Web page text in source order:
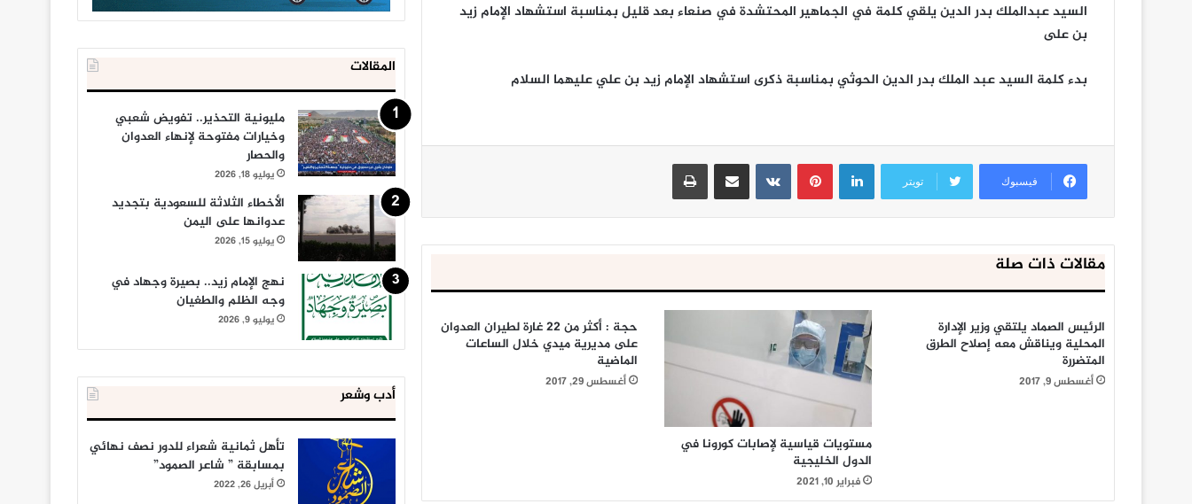
السيد عبدالملك بدر الدين يلقي كلمة في الجماهير المحتشدة في صنعاء بعد قليل بمناسبة استشهاد الإمام زيد
بن على
بدء كلمة السيد عبد الملك بدر الدين الحوثي بمناسبة ذكرى استشهاد الإمام زيد بن علي عليهما السلام
فيسبوك تويتر
لينكدإنبينتيريست مشاركة عبر البريد طباعة
مقالات ذات صلة
الرئيس الصماد يلتقي وزير الإدارة
المحلية ويناقش معه إصلاح الطرق
المتضررة
أغسطس 9, 2017
مستويات قياسية لإصابات كورونا في
الدول الخليجية
فبراير 10, 2021
حجة : أكثر من 22 غارة لطيران العدوان
على مديرية ميدي خلال الساعات
الماضية
أغسطس 29, 2017
المقالات
مليونية التحذير.. تفويض شعبي
وخيارات مفتوحة لإنهاء العدوان
والحصار
يوليو 18, 2026
الأخطاء الثلاثة للسعودية بتجديد
عدوانها على اليمن
يوليو 15, 2026
نهج الإمام زيد.. بصيرة وجهاد في
وجه الظلم والطغيان
يوليو 9, 2026
أدب وشعر
تأهل ثمانية شعراء للدور نصف نهائي
بمسابقة ” شاعر الصمود”
أبريل 26, 2022